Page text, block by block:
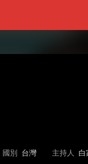
國別 台灣 主持人 白